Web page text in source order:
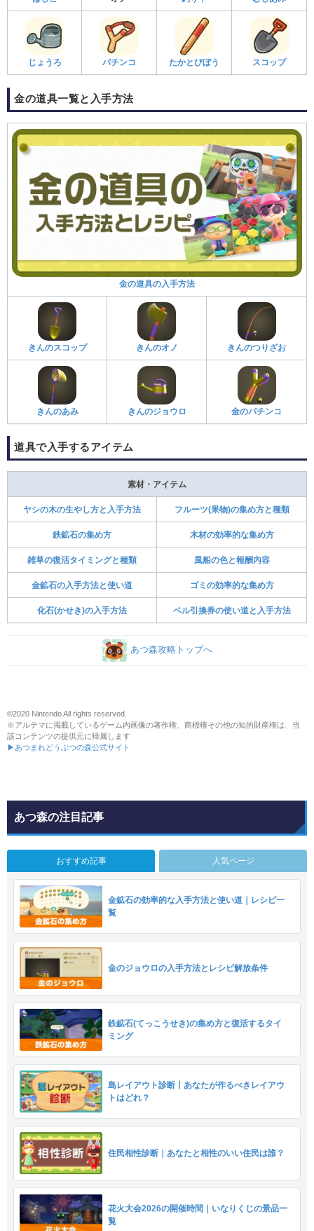
じょうろ パチンコ たかとびぼう スコップ
金の道具一覧と入手方法
金の道具の入手方法
きんのスコップ きんのオノ きんのつりざお
きんのあみ きんのジョウロ 金のパチンコ
道具で入手するアイテム
素材・アイテム
ヤシの木の生やし方と入手方法 フルーツ(果物)の集め方と種類
鉄鉱石の集め方 木材の効率的な集め方
雑草の復活タイミングと種類 風船の色と報酬内容
金鉱石の入手方法と使い道 ゴミの効率的な集め方
化石(かせき)の入手方法 ベル引換券の使い道と入手方法
あつ森攻略トップへ
©2020 Nintendo All rights reserved.
※アルテマに掲載しているゲーム内画像の著作権、商標権その他の知的財産権は、当
該コンテンツの提供元に帰属します
▶あつまれどうぶつの森公式サイト
あつ森の注目記事
おすすめ記事 人気ページ
金鉱石の効率的な入手方法と使い道｜レシピ一
覧
金のジョウロの入手方法とレシピ解放条件
鉄鉱石(てっこうせき)の集め方と復活するタイ
ミング
島レイアウト診断丨あなたが作るべきレイアウ
トはどれ？
住民相性診断｜あなたと相性のいい住民は誰？
花火大会2026の開催時間｜いなりくじの景品一
覧